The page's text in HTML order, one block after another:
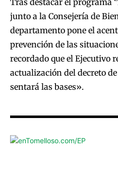
junto a la Consejería de
departamento pone el
prevención de las
recordado que el Ejecutivo
actualización del decreto
sentará las bases».